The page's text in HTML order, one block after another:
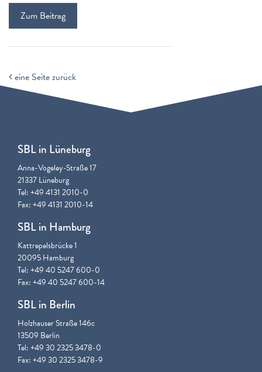
Zum Beitrag
eine Seite zurück
SBL in Lüneburg
Anna-Vogeley-Straße 17
21337 Lüneburg
Tel: +49 4131 2010-0
Fax: +49 4131 2010-14
SBL in Hamburg
Kattrepelsbrücke 1
20095 Hamburg
Tel: +49 40 5247 600-0
Fax: +49 40 5247 600-14
SBL in Berlin
Holzhauser Straße 146c
13509 Berlin
Tel: +49 30 2325 3478-0
Fax: +49 30 2325 3478-9